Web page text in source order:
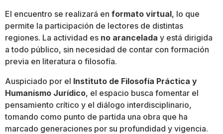
El encuentro se realizará en formato virtual, lo que
permite la participación de lectores de distintas
regiones. La actividad es no arancelada y está dirigida
a todo público, sin necesidad de contar con formación
previa en literatura o filosofía.
Auspiciado por el Instituto de Filosofía Práctica y
Humanismo Jurídico, el espacio busca fomentar el
pensamiento crítico y el diálogo interdisciplinario,
tomando como punto de partida una obra que ha
marcado generaciones por su profundidad y vigencia.